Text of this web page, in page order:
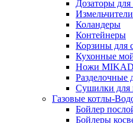
Дозаторы
Коландеры
Контейнеры
Корзины для
Кухонные
Ножи
Разделочные
Сушилки для
Газовые котлы-
Бойлер
Бойлеры